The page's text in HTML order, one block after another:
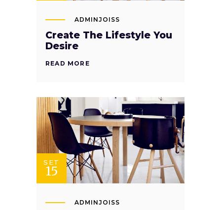
ADMINJOISS
Create The Lifestyle You
Desire
READ MORE
SET
15
ADMINJOISS